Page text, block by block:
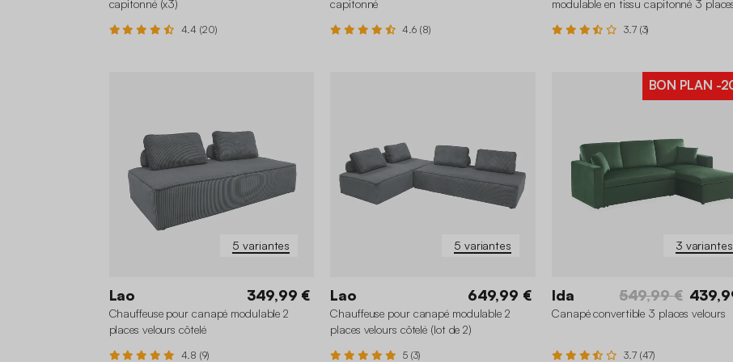
capitonné (x3)
4.4 (20)
capitonné
4.6 (8)
modulable en tissu capitonné 3
3.7 (3)
5 variantes
Lao 349,99 €
Chauffeuse pour canapé modulable 2
places velours côtelé
4.8 (9)
5 variantes
Lao 649,99 €
Chauffeuse pour canapé modulable 2
places velours côtelé (lot de 2)
5 (3)
3 variantes
BON PLAN -
Ida 549,99 €
Canapé convertible 3 places velours
3.7 (47)